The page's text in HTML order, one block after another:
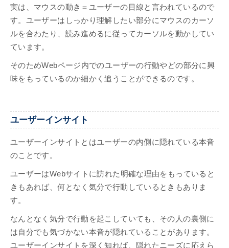
実は、マウスの動き＝ユーザーの目線と言われているので
す。ユーザーはしっかり理解したい部分にマウスのカーソ
ルを合わたり、読み進めるに従ってカーソルを動かしてい
ています。
そのためWebページ内でのユーザーの行動やどの部分に興
味をもっているのか細かく追うことができるのです。
ユーザーインサイト
ユーザーインサイトとはユーザーの内側に隠れている本音
のことです。
ユーザーはWebサイトに訪れた明確な理由をもっていると
きもあれば、何となく気分で行動しているときもありま
す。
なんとなく気分で行動を起こしていても、その人の裏側に
は自分でも気づかない本音が隠れていることがあります。
ユーザーインサイトを深く知れば、隠れたニーズに応えら